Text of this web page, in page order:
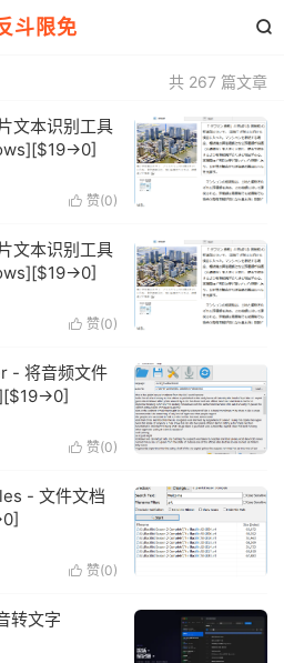
斗限免 
共 267 篇文章
文本识别工具
 赞(0)
文本识别工具
 赞(0)
- 将音频文件
 赞(0)
- 文件文档
 赞(0)
转文字